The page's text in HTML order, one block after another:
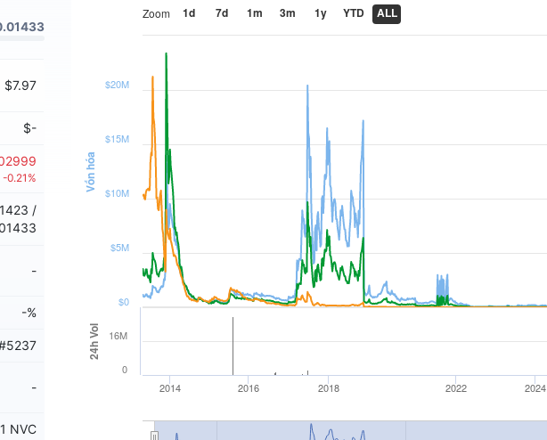
$7.97
$-
-0.21%
/
-
-%
-
NVC
Zoom 1d 7d 1m 3m 1y YTD ALL
Vốn hóa
24h Vol
2014 2016 2018 2022 2024
$0
$5M
$10M
$15M
$20M
0
16M